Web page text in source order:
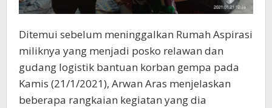
Ditemui sebelum meninggalkan Rumah Aspirasi
miliknya yang menjadi posko relawan dan
gudang logistik bantuan korban gempa pada
Kamis (21/1/2021), Arwan Aras menjelaskan
beberapa rangkaian kegiatan yang dia